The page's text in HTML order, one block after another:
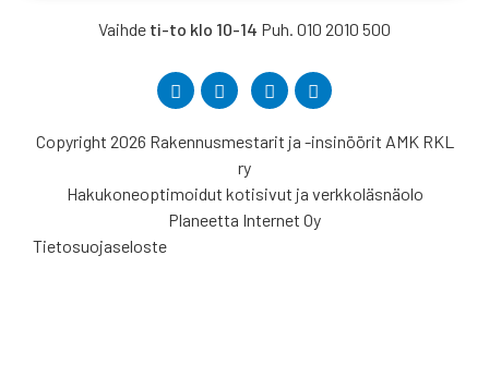
Vaihde ti-to klo 10-14 Puh. 010 2010 500
Copyright 2026 Rakennusmestarit ja -insinöörit AMK RKL
ry
Hakukoneoptimoidut kotisivut ja verkkoläsnäolo
Planeetta Internet Oy
Tietosuojaseloste